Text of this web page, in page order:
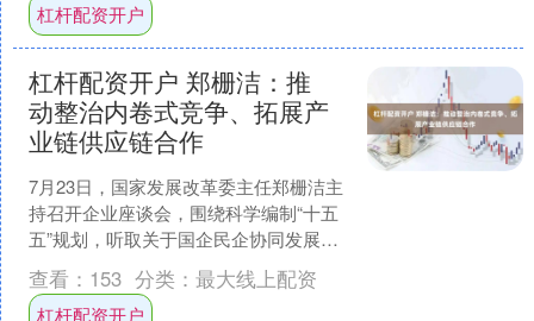
杠杆配资开户
杠杆配资开户 郑栅洁：推
动整治内卷式竞争、拓展产
业链供应链合作
7月23日，国家发展改革委主任郑栅洁主
持召开企业座谈会，围绕科学编制“十五
五”规划，听取关于国企民企协同发展的
意见建议。郑栅洁主任表示，国家发展
改革委将健全国企....
查看： 153 分类： 最大线上配资
杠杆配资开户